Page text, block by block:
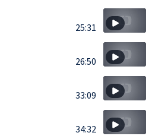
25:31
26:50
33:09
34:32